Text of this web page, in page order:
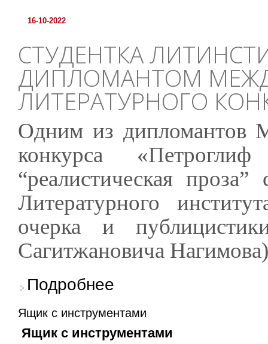
16-10-2022
СТУДЕНТКА
ДИПЛОМАНТОМ
ЛИТЕРАТУРНОГО
Одним из дипломантов
конкурса
“реалистическая проза”
Литературного
очерка и
Сагитжановича
Подробнее
Ящик с инструментами
Ящик с инструментами